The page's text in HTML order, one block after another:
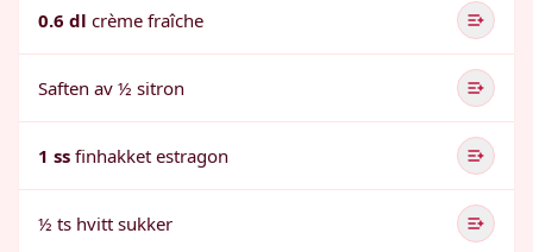
0.6 dl crème fraîche
Saften av ½ sitron
1 ss finhakket estragon
½ ts hvitt sukker